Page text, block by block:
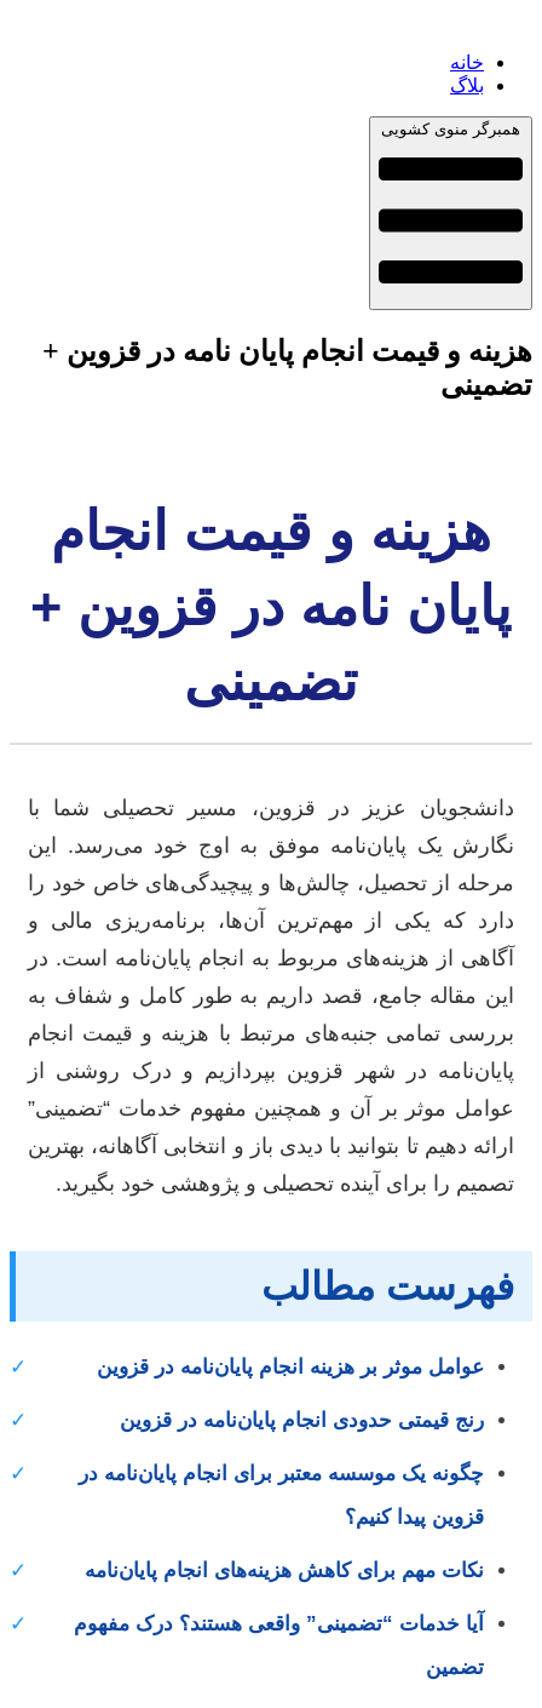
خانه
بلاگ
همبرگر منوی کشویی
هزینه و قیمت انجام پایان نامه در قزوین +
تضمینی
هزینه و قیمت انجام
پایان نامه در قزوین +
تضمینی
دانشجویان عزیز در قزوین، مسیر تحصیلی شما با
نگارش یک پایان‌نامه موفق به اوج خود می‌رسد. این
مرحله از تحصیل، چالش‌ها و پیچیدگی‌های خاص خود را
دارد که یکی از مهم‌ترین آن‌ها، برنامه‌ریزی مالی و
آگاهی از هزینه‌های مربوط به انجام پایان‌نامه است. در
این مقاله جامع، قصد داریم به طور کامل و شفاف به
بررسی تمامی جنبه‌های مرتبط با هزینه و قیمت انجام
پایان‌نامه در شهر قزوین بپردازیم و درک روشنی از
عوامل موثر بر آن و همچنین مفهوم خدمات “تضمینی”
ارائه دهیم تا بتوانید با دیدی باز و انتخابی آگاهانه، بهترین
تصمیم را برای آینده تحصیلی و پژوهشی خود بگیرید.
فهرست مطالب
✓ عوامل موثر بر هزینه انجام پایان‌نامه در قزوین
✓ رنج قیمتی حدودی انجام پایان‌نامه در قزوین
✓
چگونه یک موسسه معتبر برای انجام پایان‌نامه در
قزوین پیدا کنیم؟
✓ نکات مهم برای کاهش هزینه‌های انجام پایان‌نامه
✓
آیا خدمات “تضمینی” واقعی هستند؟ درک مفهوم
تضمین